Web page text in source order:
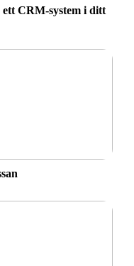
CRM-system i ditt